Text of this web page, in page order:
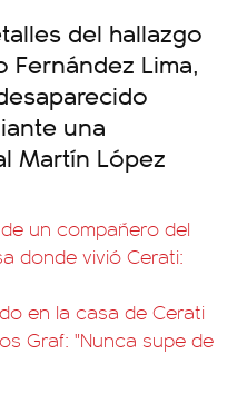
del hallazgo
Fernández Lima,
una
Martín López
un compañero del
donde vivió Cerati:
en la casa de Cerati
Graf: "Nunca supe de